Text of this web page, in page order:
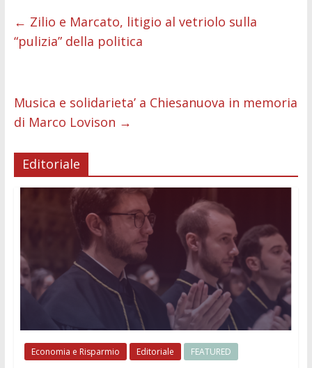
b
o
k
er l s
A
p
e
er
di e di
← Zilio e Marcato, litigio al vetriolo sulla
“pulizia” della politica
Musica e solidarieta’ a Chiesanuova in memoria
di Marco Lovison →
Editoriale
Economia e Risparmio Editoriale FEATURED